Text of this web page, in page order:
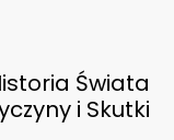
Świata
i Skutki